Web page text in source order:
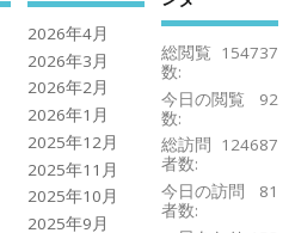
2026年4月
2026年3月
2026年2月
2026年1月
2025年12月
2025年11月
2025年10月
2025年9月
154737
総閲覧
数:
92
今日の閲覧
数:
124687
総訪問
者数:
81
今日の訪問
者数: